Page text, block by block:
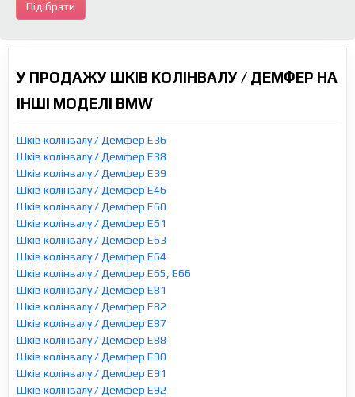
Підібрати
У ПРОДАЖУ ШКІВ КОЛІНВАЛУ / ДЕМФЕР НА
ІНШІ МОДЕЛІ BMW
Шків колінвалу / Демфер E36
Шків колінвалу / Демфер E38
Шків колінвалу / Демфер E39
Шків колінвалу / Демфер E46
Шків колінвалу / Демфер E60
Шків колінвалу / Демфер E61
Шків колінвалу / Демфер E63
Шків колінвалу / Демфер E64
Шків колінвалу / Демфер E65, E66
Шків колінвалу / Демфер E81
Шків колінвалу / Демфер E82
Шків колінвалу / Демфер E87
Шків колінвалу / Демфер E88
Шків колінвалу / Демфер E90
Шків колінвалу / Демфер E91
Шків колінвалу / Демфер E92